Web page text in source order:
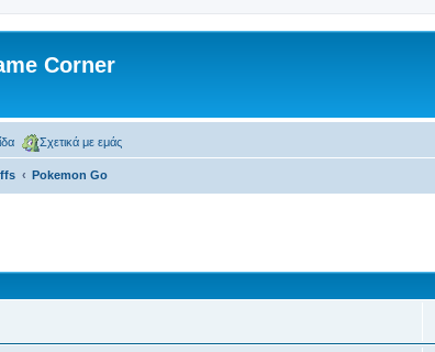
Corner
Σχετικά με εμάς
Pokemon Go